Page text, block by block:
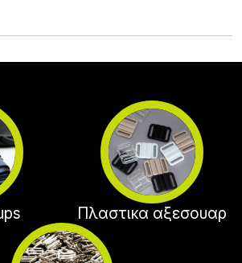
Πλαστικα αξεσουαρ